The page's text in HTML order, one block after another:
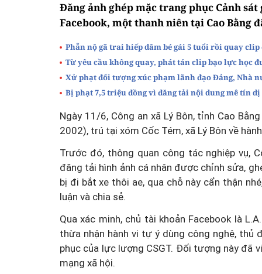
Đăng ảnh ghép mặc trang phục Cảnh
Facebook, một thanh niên tại Cao Bằng
Phẫn nộ gã trai hiếp dâm bé gái 5 tuổi rồi quay clip
Từ yêu cầu không quay, phát tán clip bạo lực học
Xử phạt đối tượng xúc phạm lãnh đạo Đảng, Nhà
Bị phạt 7,5 triệu đồng vì đăng tải nội dung mê tín
Ngày 11/6, Công an xã Lý Bôn, tỉnh Cao
2002), trú tại xóm Cốc Tém, xã Lý Bôn về
Trước đó, thông quan công tác nghiệp vụ,
đăng tải hình ảnh cá nhân được chỉnh sửa,
bị đi bắt xe thôi ae, qua chỗ này cẩn thận
luận và chia sẻ.
Qua xác minh, chủ tài khoản Facebook là
thừa nhận hành vi tự ý dùng công nghệ, thủ
phục của lực lượng CSGT. Đối tượng này đã
mạng xã hội.